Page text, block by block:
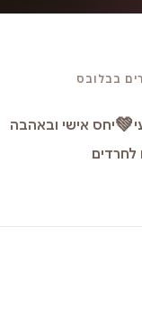
בבלובס
💚יחס אישי ובאהבה